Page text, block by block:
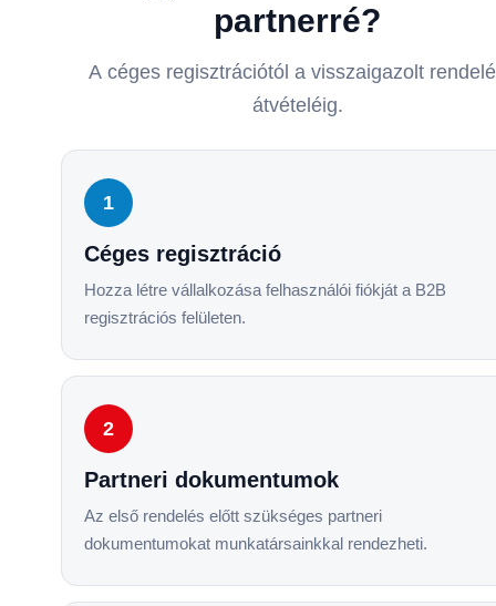
partnerré?
A céges regisztrációtól a visszaigazolt
átvételéig.
1
Céges regisztráció
Hozza létre vállalkozása felhasználói fiókját a B2B
regisztrációs felületen.
2
Partneri dokumentumok
Az első rendelés előtt szükséges partneri
dokumentumokat munkatársainkkal rendezheti.